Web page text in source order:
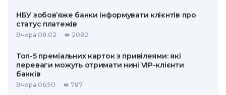
НБУ зобов’яже банки інформувати клієнтів про
статус платежів
Вчора 08:02 2082
Топ-5 преміальних карток з привілеями: які
переваги можуть отримати нині VIP-клієнти
банків
Вчора 06:50 787